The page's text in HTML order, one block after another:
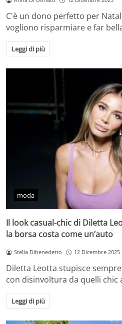
C'è un dono perfetto per
vogliono risparmiare e far
Leggi di più
moda
Il look casual-chic di Diletta
la borsa costa come un’auto
Stella Dibenedetto 12 Dicembre 2025
Diletta Leotta stupisce
con disinvoltura da quelli chic
Leggi di più